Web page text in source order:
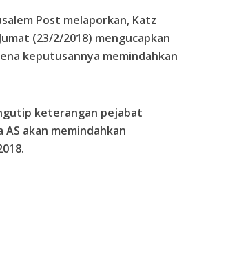
Post melaporkan, Katz
(23/2/2018) mengucapkan
keputusannya memindahkan
keterangan pejabat
akan memindahkan